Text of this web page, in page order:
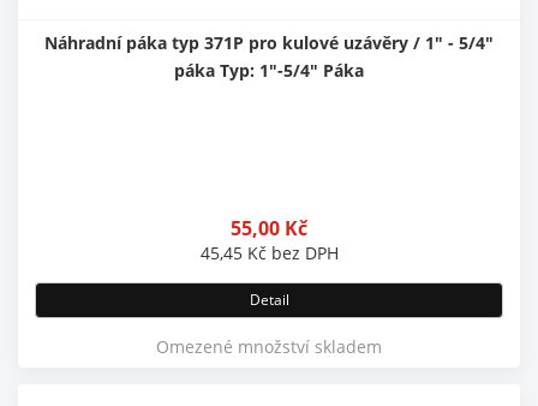
Náhradní páka typ 371P pro kulové uzávěry / 1" - 5/4"
páka Typ: 1"-5/4" Páka
55,00 Kč
45,45 Kč bez DPH
Detail
Omezené množství skladem